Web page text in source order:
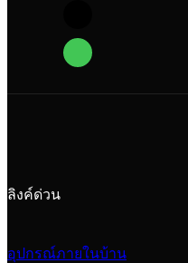
ลิงค์ด่วน
อุปกรณ์ภายในบ้าน